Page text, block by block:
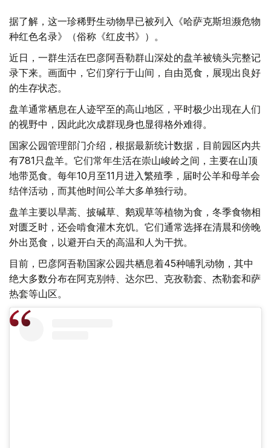
据了解，这一珍稀野生动物早已被列入《哈萨克斯坦濒危物
种红色名录》（俗称《红皮书》）。
近日，一群生活在巴彦阿吾勒群山深处的盘羊被镜头完整记
录下来。画面中，它们穿行于山间，自由觅食，展现出良好
的生存状态。
盘羊通常栖息在人迹罕至的高山地区，平时极少出现在人们
的视野中，因此此次成群现身也显得格外难得。
国家公园管理部门介绍，根据最新统计数据，目前园区内共
有781只盘羊。它们常年生活在崇山峻岭之间，主要在山顶
地带觅食。每年10月至11月进入繁殖季，届时公羊和母羊会
结伴活动，而其他时间公羊大多单独行动。
盘羊主要以旱蒿、披碱草、鹅观草等植物为食，冬季食物相
对匮乏时，还会啃食灌木充饥。它们通常选择在清晨和傍晚
外出觅食，以避开白天的高温和人为干扰。
目前，巴彦阿吾勒国家公园共栖息着45种哺乳动物，其中
绝大多数分布在阿克别特、达尔巴、克孜勒套、杰勒套和萨
热套等山区。